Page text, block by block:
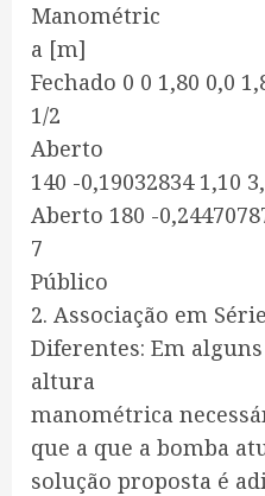
Manométric
a [m]
Fechado 0 0 1,80 0,0
1/2
Aberto
140 -0,19032834 1,10
Aberto 180 -
7
Público
2. Associação em
Diferentes: Em
altura
manométrica
que a que a bomba
solução proposta é